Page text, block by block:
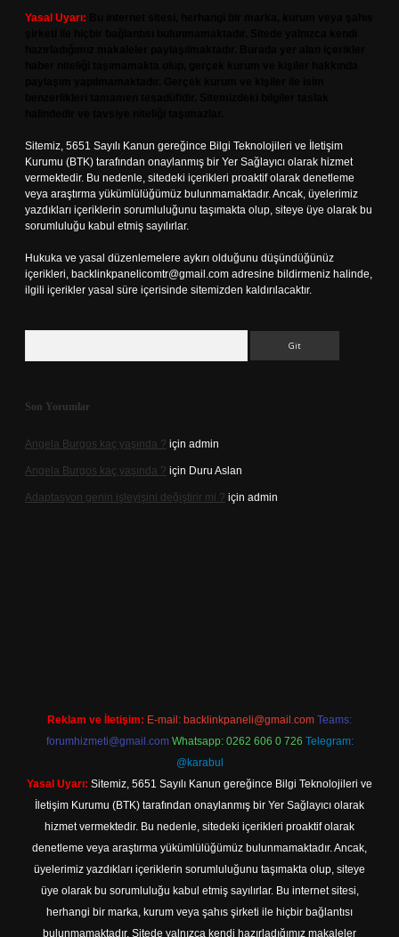
Yasal Uyarı:
Sitemiz, 5651 Sayılı Kanun gereğince Bilgi Teknolojileri ve İletişim
Kurumu (BTK) tarafından onaylanmış bir Yer Sağlayıcı olarak hizmet
vermektedir. Bu nedenle, sitedeki içerikleri proaktif olarak denetleme
veya araştırma yükümlülüğümüz bulunmamaktadır. Ancak, üyelerimiz
yazdıkları içeriklerin sorumluluğunu taşımakta olup, siteye üye olarak bu
sorumluluğu kabul etmiş sayılırlar.
Hukuka ve yasal düzenlemelere aykırı olduğunu düşündüğünüz
içerikleri, backlinkpanelicomtr@gmail.com adresine bildirmeniz halinde,
ilgili içerikler yasal süre içerisinde sitemizden kaldırılacaktır.
Son Yorumlar
Angela Burgos kaç yaşında ? için admin
Angela Burgos kaç yaşında ? için Duru Aslan
Adaptasyon genin işleyişini değiştirir mi ? için admin
Reklam ve İletişim: E-mail: backlinkpaneli@gmail.com Teams:
forumhizmeti@gmail.com Whatsapp: 0262 606 0 726 Telegram:
@karabul
Yasal Uyarı: Sitemiz, 5651 Sayılı Kanun gereğince Bilgi Teknolojileri ve
İletişim Kurumu (BTK) tarafından onaylanmış bir Yer Sağlayıcı olarak
hizmet vermektedir. Bu nedenle, sitedeki içerikleri proaktif olarak
denetleme veya araştırma yükümlülüğümüz bulunmamaktadır. Ancak,
üyelerimiz yazdıkları içeriklerin sorumluluğunu taşımakta olup, siteye
üye olarak bu sorumluluğu kabul etmiş sayılırlar. Bu internet sitesi,
herhangi bir marka, kurum veya şahıs şirketi ile hiçbir bağlantısı
bulunmamaktadır. Sitede yalnızca kendi hazırladığımız makaleler